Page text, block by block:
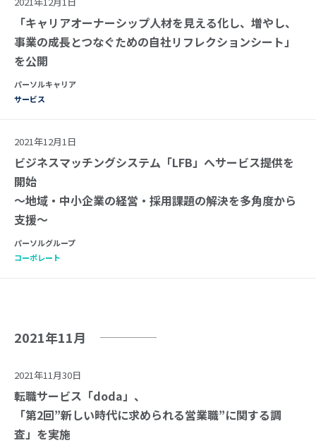
「キャリアオーナーシップ人材を見える化し、増やし、
事業の成長とつなぐための自社リフレクションシート」
を公開
パーソルキャリア
サービス
2021年12月1日
ビジネスマッチングシステム「LFB」へサービス提供を
開始
～地域・中小企業の経営・採用課題の解決を多角度から
支援～
パーソルグループ
コーポレート
2021年11月
2021年11月30日
転職サービス「doda」、
「第2回”新しい時代に求められる営業職”に関する調
査」を実施